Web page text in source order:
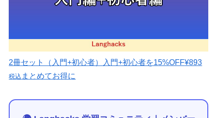
2冊セット（入門+初心者） 入門+初心者を15%OFF¥893
税込 まとめてお得に